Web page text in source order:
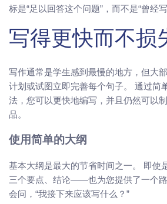
标是“足以回答这个问题”，而不是“曾经写
写得更快而不损
写作通常是学生感到最慢的地方，但大
计划或试图立即完善每个句子。 通过简
法，您可以更快地编写，并且仍然可以
品。
使用简单的大纲
基本大纲是最大的节省时间之一。 即使
三个要点、结论——也为您提供了一个
会问，“我接下来应该写什么？”